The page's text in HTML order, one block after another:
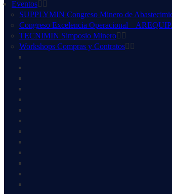
Eventos
SUPPLYMIN Congreso Minero de
Congreso Excelencia Operacional –
TECNIMIN Simposio Minero
Workshops Compras y Contratos